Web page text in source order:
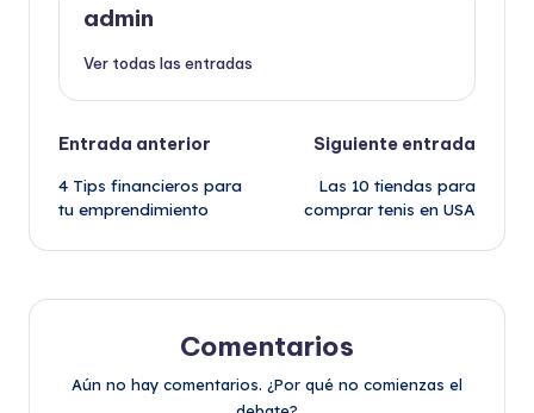
admin
Ver todas las entradas
Navegación
de
entradas
Entrada anterior
4 Tips financieros para
tu emprendimiento
Siguiente entrada
Las 10 tiendas para
comprar tenis en USA
Comentarios
Aún no hay comentarios. ¿Por qué no comienzas el